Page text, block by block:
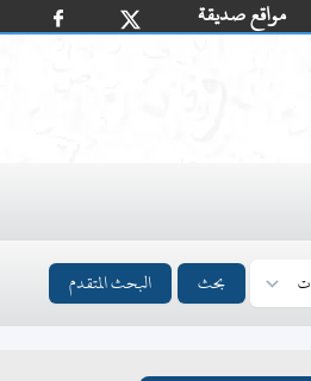
مواقع صديقة
بحث البحث المتقدم